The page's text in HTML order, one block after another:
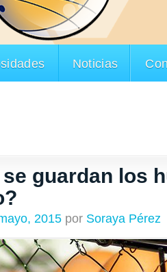
Noticias
guardan los
2015 por Soraya Pérez